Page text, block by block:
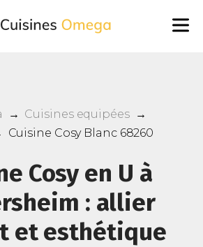
→ Cuisines equipées →
Cuisine Cosy Blanc 68260
Cosy en U à
: allier
et esthétique